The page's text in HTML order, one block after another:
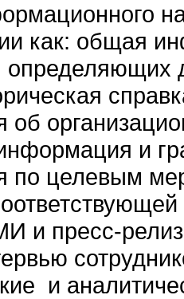
как: общая
и
по целевым
и пресс-
и